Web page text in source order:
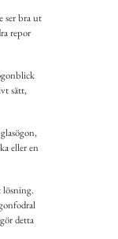
ser bra ut
repor
sätt,
eller en
detta